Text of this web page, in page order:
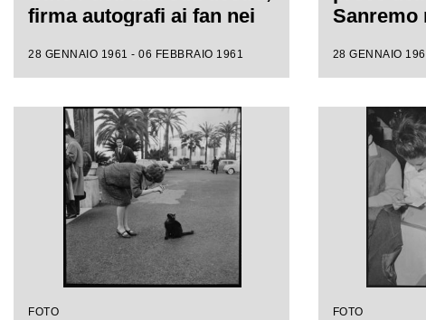
firma autografi ai fan nei
Sanremo
28 GENNAIO 1961 - 06 FEBBRAIO 1961
Sanremo
28 GENNAIO
FOTO FOTO